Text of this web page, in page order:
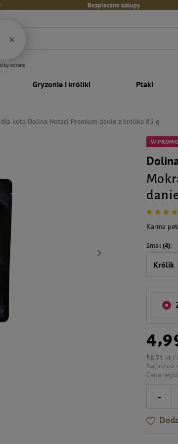
Bezpieczne zakupy
Gryzonie i króliki Ptaki
kota Dolina Noteci Premium danie z królika 85 g
W
Karma
Smak(4)
Królik
58,71 zł /
Cena
-